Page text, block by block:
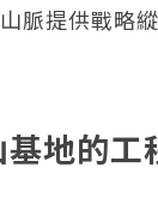
脈提供戰略
地的工